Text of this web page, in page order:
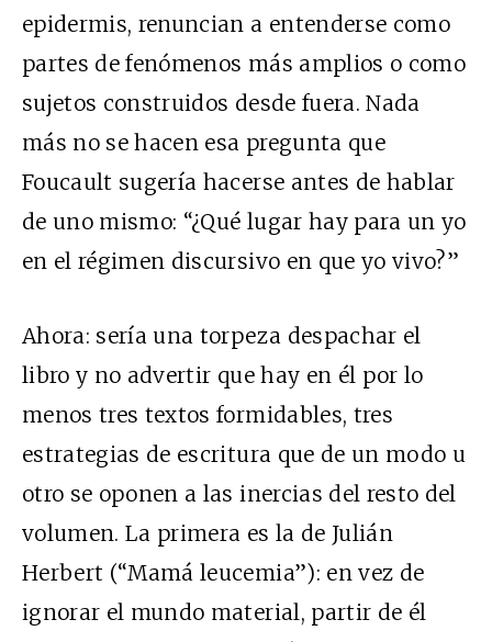
epidermis, renuncian a entenderse como
partes de fenómenos más amplios o como
sujetos construidos desde fuera. Nada
más no se hacen esa pregunta que
Foucault sugería hacerse antes de hablar
de uno mismo: “¿Qué lugar hay para un yo
en el régimen discursivo en que yo vivo?”
Ahora: sería una torpeza despachar el
libro y no advertir que hay en él por lo
menos tres textos formidables, tres
estrategias de escritura que de un modo u
otro se oponen a las inercias del resto del
volumen. La primera es la de Julián
Herbert (“Mamá leucemia”): en vez de
ignorar el mundo material, partir de él